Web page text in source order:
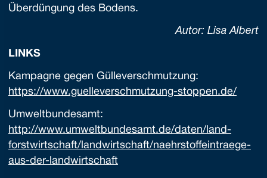
Überdüngung des Bodens.
Autor: Lisa Albert
LINKS
Kampagne gegen Gülleverschmutzung:
https://www.guelleverschmutzung-stoppen.de/
Umweltbundesamt:
http://www.umweltbundesamt.de/daten/land-
forstwirtschaft/landwirtschaft/naehrstoffeintraege-
aus-der-landwirtschaft